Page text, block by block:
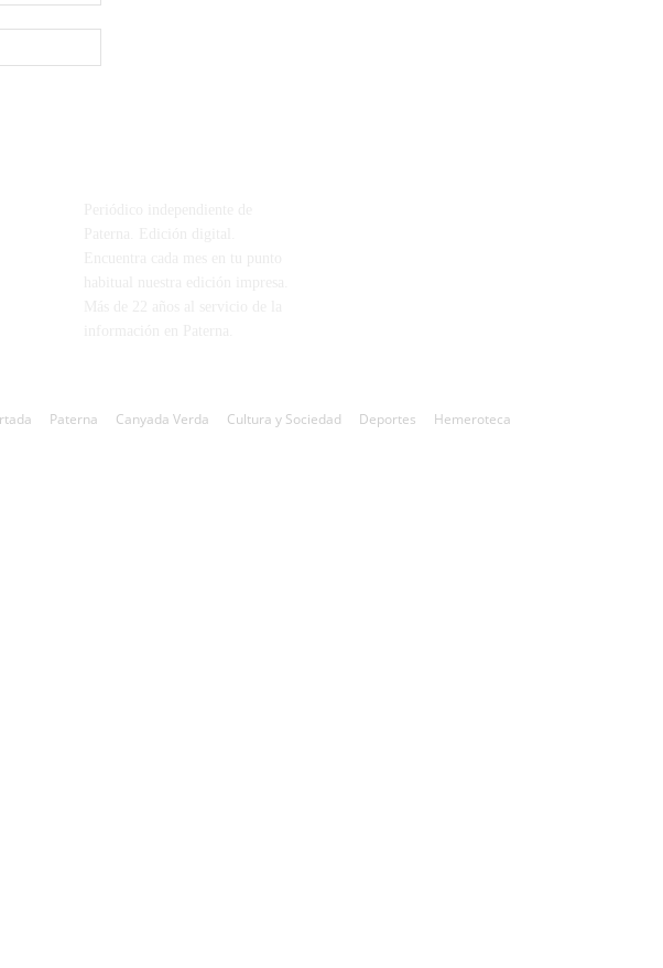
web:
Paterna Canyada Verda Cultura y Sociedad Deportes Hemeroteca